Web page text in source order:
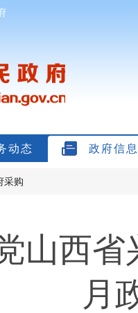
动态 政府信
采购
山西
月